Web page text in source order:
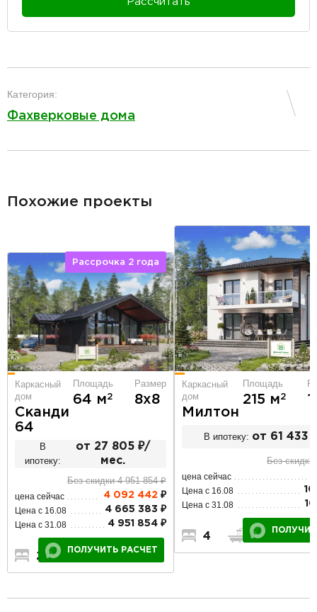
Категория:
Фахверковые дома
Похожие проекты
Рассрочка 2 года
Каркасный
дом
Сканди
64
Площадь
64 м2
Размер
8х8
В
ипотеку:
от 27 805 ₽/
мес.
Без скидки 4 951 854 ₽
цена сейчас 4 092 442 ₽
Цена с 16.08 4 665 383 ₽
Цена с 31.08 4 951 854 ₽
2
ПОЛУЧИТЬ РАСЧЕТ
Каркасный
дом
Милтон
Площадь
215 м2
В ипотеку: от 61 433
Без
цена сейчас
Цена с 16.08
Цена с 31.08
4 3